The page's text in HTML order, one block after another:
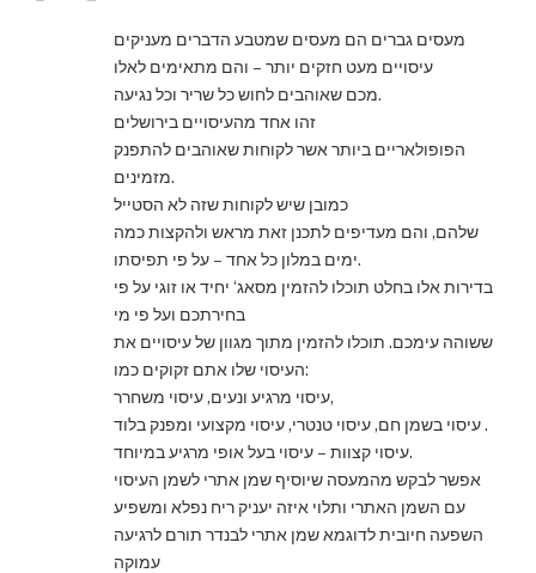
מעסים גברים הם מעסים שמטבע הדברים מעניקים
עיסויים מעט חזקים יותר – והם מתאימים לאלו
מכם שאוהבים לחוש כל שריר וכל נגיעה.
זהו אחד מהעיסויים בירושלים
הפופולאריים ביותר אשר לקוחות שאוהבים להתפנק
מזמינים.
כמובן שיש לקוחות שזה לא הסטייל
שלהם, והם מעדיפים לתכנן זאת מראש ולהקצות כמה
ימים במלון כל אחד – על פי תפיסתו.
בדירות אלו בחלט תוכלו להזמין מסאג‘ יחיד או זוגי על פי
בחירתכם ועל פי מי
ששוהה עימכם. תוכלו להזמין מתוך מגוון של עיסויים את
העיסוי שלו אתם זקוקים כמו:
עיסוי מרגיע ונעים, עיסוי משחרר,
עיסוי בשמן חם, עיסוי טנטרי, עיסוי מקצועי ומפנק בלוד .
עיסוי קצוות – עיסוי בעל אופי מרגיע במיוחד.
אפשר לבקש מהמעסה שיוסיף שמן אתרי לשמן העיסוי
עם השמן האתרי ותלוי איזה יעניק ריח נפלא ומשפיע
השפעה חיובית לדוגמא שמן אתרי לבנדר תורם לרגיעה
עמוקה